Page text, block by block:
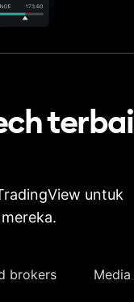
untuk
brokers